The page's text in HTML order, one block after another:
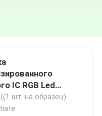
IC RGB Led
PCBA
((1 шт. на образец)